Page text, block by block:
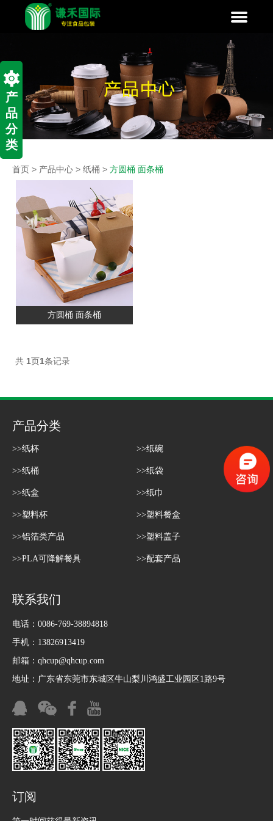
产
品
分
类
首页 > 产品中心 >纸桶 >方圆桶 面条桶
方圆桶 面条桶
共 1页1条记录
产品分类
>>纸杯 >>纸碗
>>纸桶 >>纸袋
>>纸盒 >>纸巾
>>塑料杯 >>塑料餐盒
>>铝箔类产品 >>塑料盖子
>>PLA可降解餐具 >>配套产品
联系我们
电话：0086-769-38894818
手机：13826913419
邮箱：qhcup@qhcup.com
地址：广东省东莞市东城区牛山梨川鸿盛工业园区1路9号
订阅